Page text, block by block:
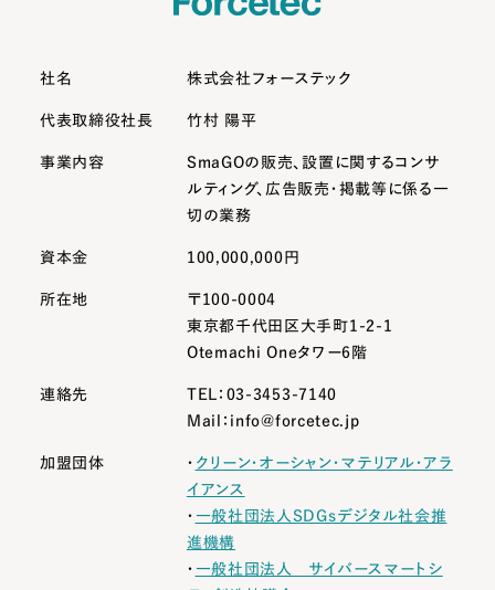
社名 株式会社フォーステック
代表取締役社長 竹村 陽平
事業内容
SmaGOの販売、設置に関するコンサ
ルティング、 広告販売・掲載等に係る一
切の業務
資本金 100,000,000円
所在地
〒100-0004
東京都千代田区大手町1-2-1
Otemachi Oneタワー6階
連絡先
TEL：03-3453-7140
Mail：info@forcetec.jp
加盟団体 ・ クリーン・オーシャン・マテリアル・アラ
イアンス
・ 一般社団法人SDGsデジタル社会推
進機構
・ 一般社団法人 サイバースマートシ